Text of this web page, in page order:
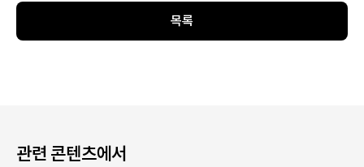
목록
관련 콘텐츠에서